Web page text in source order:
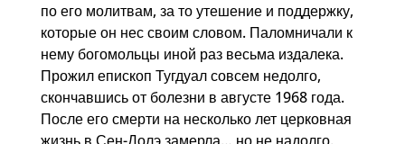
по его молитвам, за то утешение и поддержку,
которые он нес своим словом. Паломничали к
нему богомольцы иной раз весьма издалека.
Прожил епископ Тугдуал совсем недолго,
скончавшись от болезни в августе 1968 года.
После его смерти на несколько лет церковная